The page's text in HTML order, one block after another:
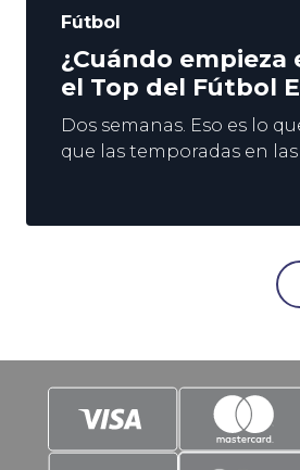
Fútbol
¿Cuándo empieza
el Top del Fútbol
Dos semanas. Eso es lo
que las temporadas en
Fútbol Europeo se
levanta el telón en
España, y una semana
llegará el turno a